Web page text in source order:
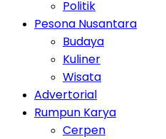
Politik
Pesona Nusantara
Budaya
Kuliner
Wisata
Advertorial
Rumpun Karya
Cerpen